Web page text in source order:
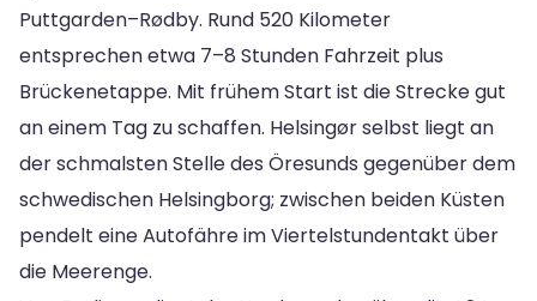
Puttgarden–Rødby. Rund 520 Kilometer
entsprechen etwa 7–8 Stunden Fahrzeit plus
Brückenetappe. Mit frühem Start ist die Strecke gut
an einem Tag zu schaffen. Helsingør selbst liegt an
der schmalsten Stelle des Öresunds gegenüber dem
schwedischen Helsingborg; zwischen beiden Küsten
pendelt eine Autofähre im Viertelstundentakt über
die Meerenge.